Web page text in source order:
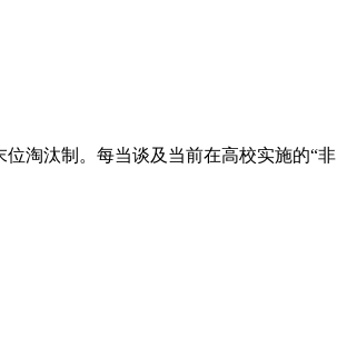
淘汰制。每当谈及当前在高校实施的“非